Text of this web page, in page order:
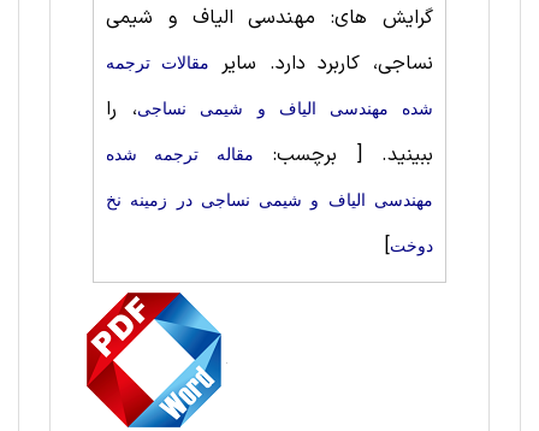
گرایش های: مهندسی الیاف و شیمی
نساجی، کاربرد دارد. سایر
مقالات ترجمه
شده مهندسی الیاف و شیمی نساجی، را
ببینید.[ برچسب: مقاله ترجمه شده
مهندسی الیاف و شیمی نساجی در زمینه نخ
دوخت]